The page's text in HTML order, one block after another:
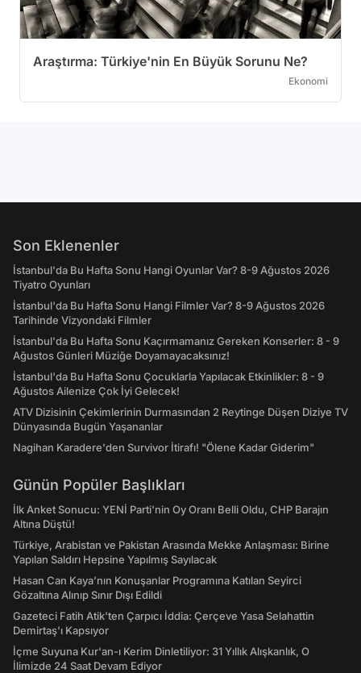
Araştırma: Türkiye'nin En Büyük Sorunu Ne?
Ekonomi
Son Eklenenler
İstanbul'da Bu Hafta Sonu Hangi Oyunlar Var? 8-9 Ağustos 2026
Tiyatro Oyunları
İstanbul'da Bu Hafta Sonu Hangi Filmler Var? 8-9 Ağustos 2026
Tarihinde Vizyondaki Filmler
İstanbul'da Bu Hafta Sonu Kaçırmamanız Gereken Konserler: 8 - 9
Ağustos Günleri Müziğe Doyamayacaksınız!
İstanbul'da Bu Hafta Sonu Çocuklarla Yapılacak Etkinlikler: 8 - 9
Ağustos Ailenize Çok İyi Gelecek!
ATV Dizisinin Çekimlerinin Durmasından 2 Reytinge Düşen Diziye TV
Dünyasında Bugün Yaşananlar
Nagihan Karadere'den Survivor İtirafı! "Ölene Kadar Giderim"
Günün Popüler Başlıkları
İlk Anket Sonucu: YENİ Parti'nin Oy Oranı Belli Oldu, CHP Barajın
Altına Düştü!
Türkiye, Arabistan ve Pakistan Arasında Mekke Anlaşması: Birine
Yapılan Saldırı Hepsine Yapılmış Sayılacak
Hasan Can Kaya’nın Konuşanlar Programına Katılan Seyirci
Gözaltına Alınıp Sınır Dışı Edildi
Gazeteci Fatih Atik'ten Çarpıcı İddia: Çerçeve Yasa Selahattin
Demirtaş'ı Kapsıyor
İçme Suyuna Kur'an-ı Kerim Dinletiliyor: 31 Yıllık Alışkanlık, O
İlimizde 24 Saat Devam Ediyor